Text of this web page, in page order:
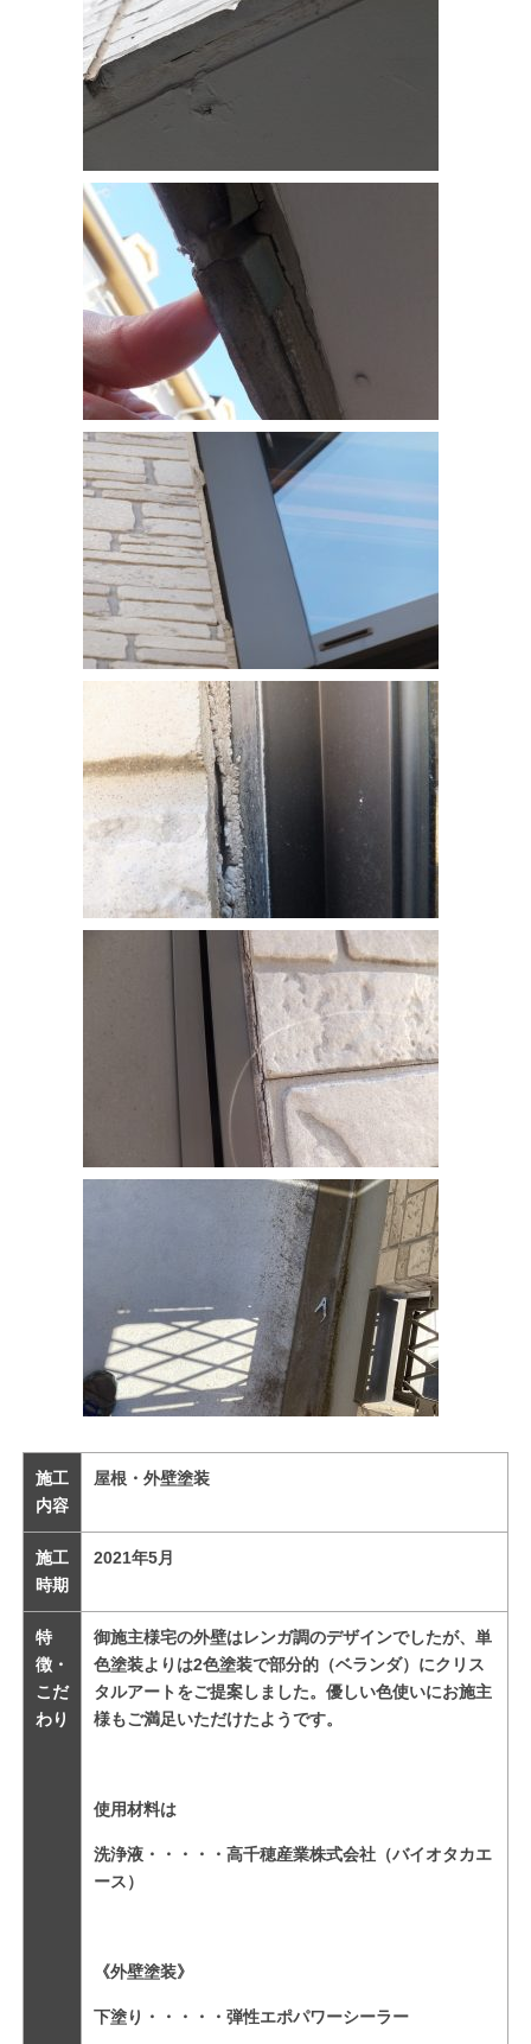
施工
内容
屋根・外壁塗装
施工
時期
2021年5月
特
徴・
こだ
わり
御施主様宅の外壁はレンガ調のデザインでしたが、単
色塗装よりは2色塗装で部分的（ベランダ）にクリス
タルアートをご提案しました。優しい色使いにお施主
様もご満足いただけたようです。
使用材料は
洗浄液・・・・・高千穂産業株式会社（バイオタカエ
ース）
《外壁塗装》
下塗り・・・・・弾性エポパワーシーラー